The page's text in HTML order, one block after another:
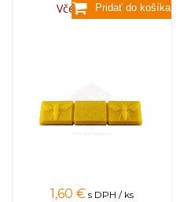
Včelí vosk,80g
1,60 € s DPH / ks